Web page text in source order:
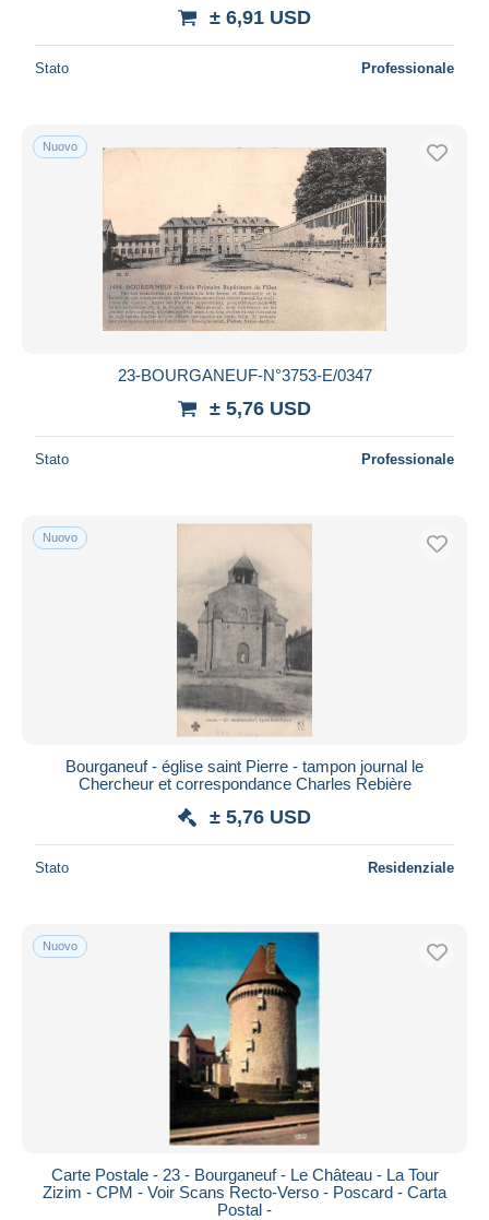
± 6,91 USD
Stato Professionale
Nuovo
23-BOURGANEUF-N°3753-E/0347
± 5,76 USD
Stato Professionale
Nuovo
Bourganeuf - église saint Pierre - tampon journal le
Chercheur et correspondance Charles Rebière
± 5,76 USD
Stato Residenziale
Nuovo
Carte Postale - 23 - Bourganeuf - Le Château - La Tour
Zizim - CPM - Voir Scans Recto-Verso - Poscard - Carta
Postal -